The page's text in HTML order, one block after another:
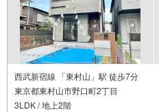
西武新宿線 「東村山」駅 徒歩7分
東京都東村山市野口町2丁目
3LDK / 地上2階